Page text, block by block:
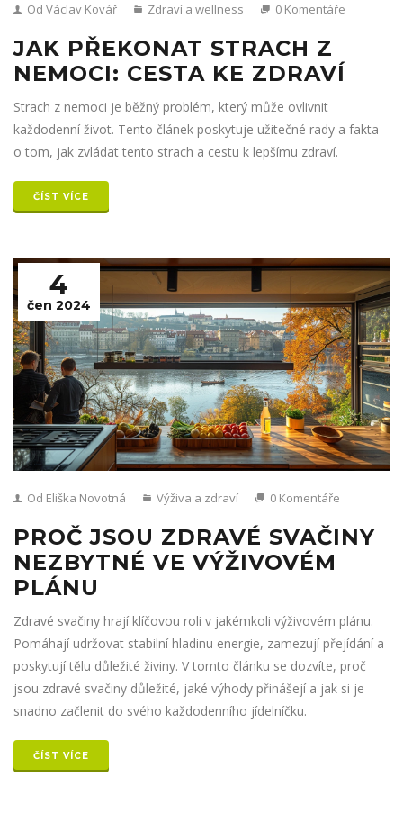
Od Václav Kovář Zdraví a wellness 0 Komentáře
JAK PŘEKONAT STRACH Z
NEMOCI: CESTA KE ZDRAVÍ
Strach z nemoci je běžný problém, který může ovlivnit
každodenní život. Tento článek poskytuje užitečné rady a fakta
o tom, jak zvládat tento strach a cestu k lepšímu zdraví.
ČÍST VÍCE
4
čen 2024
Od Eliška Novotná Výživa a zdraví 0 Komentáře
PROČ JSOU ZDRAVÉ SVAČINY
NEZBYTNÉ VE VÝŽIVOVÉM
PLÁNU
Zdravé svačiny hrají klíčovou roli v jakémkoli výživovém plánu.
Pomáhají udržovat stabilní hladinu energie, zamezují přejídání a
poskytují tělu důležité živiny. V tomto článku se dozvíte, proč
jsou zdravé svačiny důležité, jaké výhody přinášejí a jak si je
snadno začlenit do svého každodenního jídelníčku.
ČÍST VÍCE